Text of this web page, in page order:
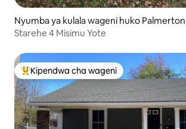
Nyumba ya kulala wageni huko Palmerton
Starehe 4 Misimu Yote
Kipendwa maarufu cha wageni
Kipendwa cha wageni